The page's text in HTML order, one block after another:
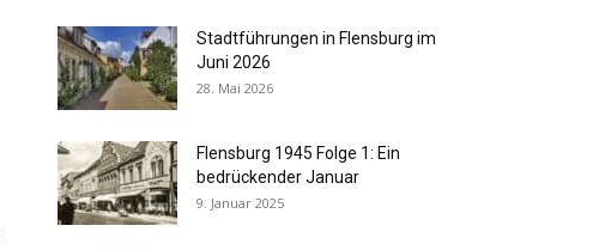
Stadtführungen in Flensburg im
Juni 2026
28. Mai 2026
Flensburg 1945 Folge 1: Ein
bedrückender Januar
9. Januar 2025